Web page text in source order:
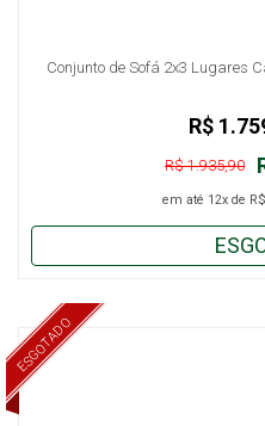
Conjunto de Sofá 2x3 Lugares
R$ 1.935,90
em até 12x de
R$
ESGOTADO